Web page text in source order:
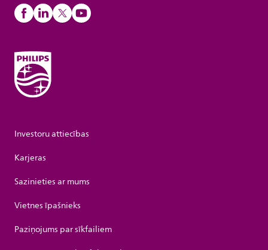
Investoru attiecības
Karjeras
Sazinieties ar mums
Vietnes īpašnieks
Paziņojums par sīkfailiem